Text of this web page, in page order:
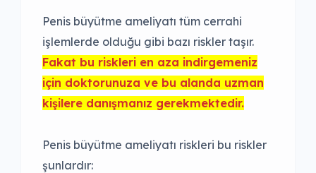
Penis büyütme ameliyatı tüm cerrahi
işlemlerde olduğu gibi bazı riskler taşır.
Fakat bu riskleri en aza indirgemeniz
için doktorunuza ve bu alanda uzman
kişilere danışmanız gerekmektedir.
Penis büyütme ameliyatı riskleri bu riskler
şunlardır: